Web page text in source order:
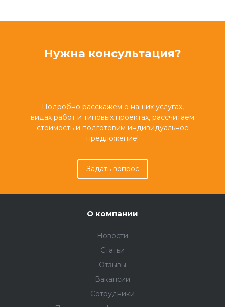
Нужна консультация?
Подробно расскажем о наших услугах,
видах работ и типовых проектах, рассчитаем
стоимость и подготовим индивидуальное
предложение!
Задать вопрос
О компании
Новости
Статьи
Отзывы
Вакансии
Сотрудники